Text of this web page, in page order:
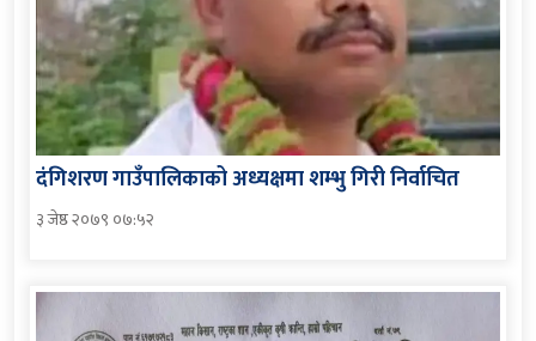
दंगिशरण गाउँपालिकाको अध्यक्षमा शम्भु गिरी निर्वाचित
३ जेष्ठ २०७९ ०७:५२